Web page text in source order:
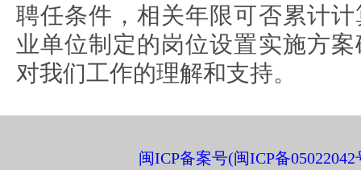
聘任条件，相关年限可否累计
业单位制定的岗位设置实施方
对我们工作的理解和支持。
闽ICP备案号(闽ICP备05022042